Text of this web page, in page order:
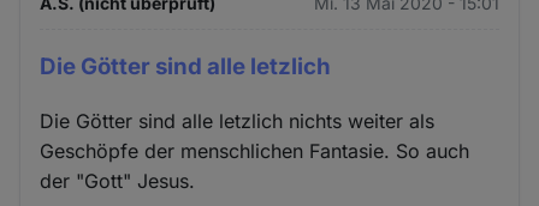
Die Götter sind alle letzlich
Die Götter sind alle letzlich nichts weiter als
Geschöpfe der menschlichen Fantasie. So auch
der "Gott" Jesus.